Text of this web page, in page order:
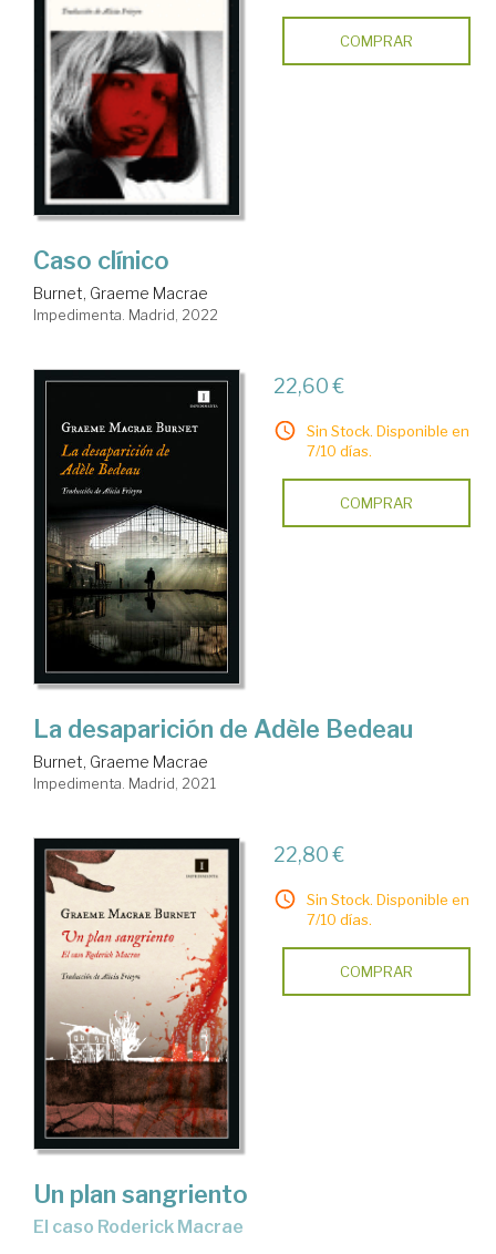
COMPRAR
Caso clínico
Burnet, Graeme Macrae
Impedimenta. Madrid, 2022
22,60 €
Sin Stock. Disponible en
7/10 días.
COMPRAR
La desaparición de Adèle Bedeau
Burnet, Graeme Macrae
Impedimenta. Madrid, 2021
22,80 €
Sin Stock. Disponible en
7/10 días.
COMPRAR
Un plan sangriento
el caso Roderick Macrae